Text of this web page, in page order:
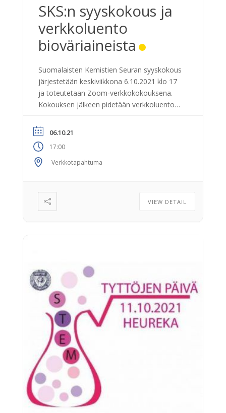
SKS:n syyskokous ja
verkkoluento
bioväriaineista
Suomalaisten Kemistien Seuran syyskokous
järjestetään keskiviikkona 6.10.2021 klo 17
ja toteutetaan Zoom-verkkokokouksena.
Kokouksen jälkeen pidetään verkkoluento
Verkkoluento: Bioväriaineet osana kestävää
bio- ja kiertotaloutta. Terveiset BioColour-
tutkimushankkeesta. Luennoitsija: Riikka
Räisänen PhD, Docent (Adjunct Professor),
5.10.2021 mennessä. Tämän tapahtuman
osallistujamäärä on rajoitettu. Jos haluat
06.10.21
17:00
Verkkotapahtuma
VIEW DETAIL